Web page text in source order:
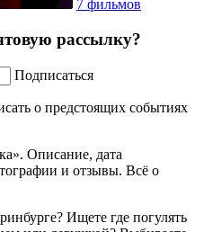
7 фильмов
рассылку?
Подписаться
о предстоящих событиях
Описание, дата
и отзывы. Всё о
Ищете где погулять